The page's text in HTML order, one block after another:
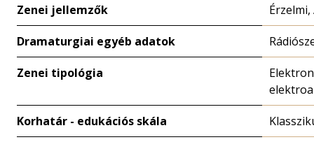
Zenei jellemzők
Dramaturgiai egyéb adatok
Zenei tipológia
Korhatár - edukációs skála